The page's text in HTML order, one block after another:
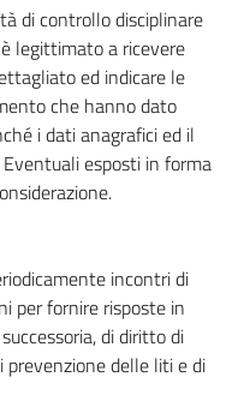
di controllo disciplinare
legittimato a ricevere
ed indicare le
che hanno dato
i dati anagrafici ed il
esposti in forma
incontri di
per fornire risposte in
di diritto di
prevenzione delle liti e di